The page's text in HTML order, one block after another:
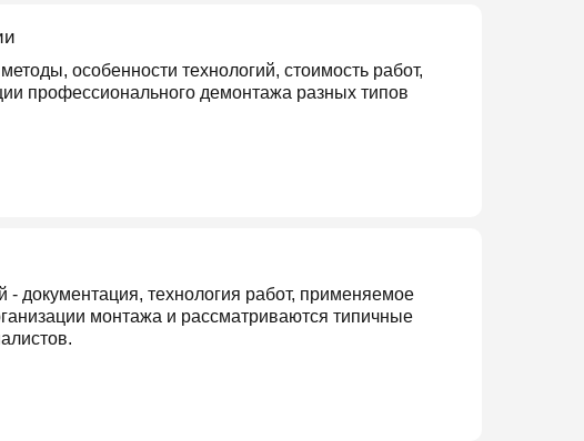
особенности технологий, стоимость работ,
профессионального демонтажа разных типов
- документация, технология работ, применяемое
монтажа и рассматриваются типичные